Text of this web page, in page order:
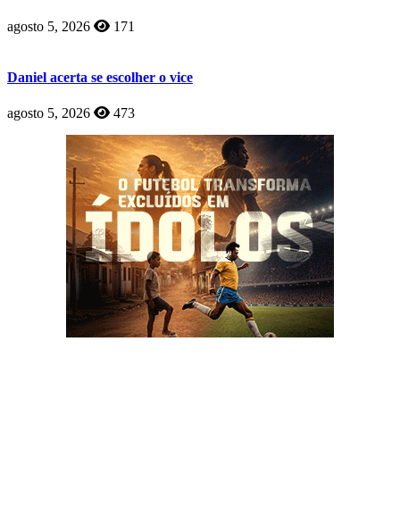
agosto 5, 2026 171
Daniel acerta se escolher o vice
agosto 5, 2026 473